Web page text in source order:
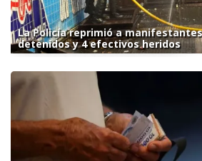
La Policía reprimió a
detenidos y 4 efectivos heridos